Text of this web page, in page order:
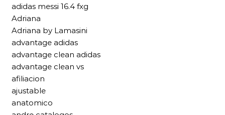
adidas messi 16.4 fxg
Adriana
Adriana by Lamasini
advantage adidas
advantage clean adidas
advantage clean vs
afiliacion
ajustable
anatomico